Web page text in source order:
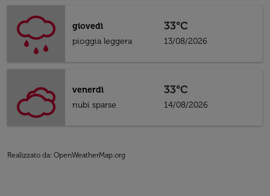
giovedì
pioggia leggera
33°C
13/08/2026
venerdì
nubi sparse
33°C
14/08/2026
Realizzato da: OpenWeatherMap.org